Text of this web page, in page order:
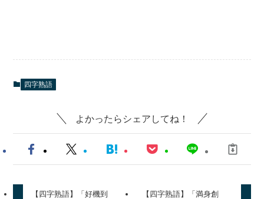
四字熟語
よかったらシェアしてね！
【四字熟語】「好機到
【四字熟語】「満身創